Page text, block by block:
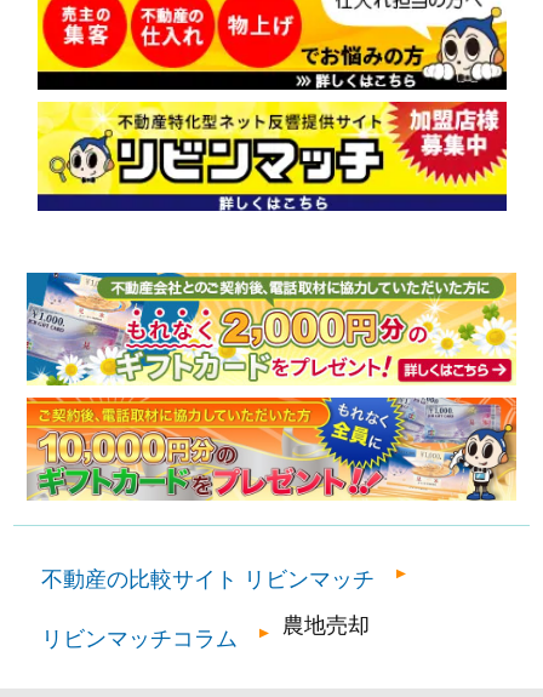
不動産の比較サイト リビンマッチ
リビンマッチコラム
農地売却